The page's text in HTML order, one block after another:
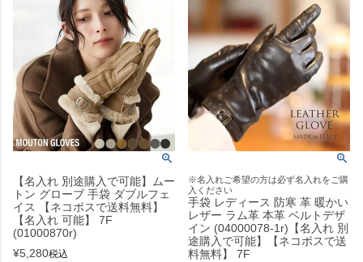
【名入れ 別途購入で可能】ムー
トン グローブ 手袋 ダブルフェ
イス 【ネコポスで送料無料】
【名入れ 可能】 7F
(01000870r)
¥5,280税込
※名入れご希望の方は必ず名入れをご購
入ください
手袋 レディース 防寒 革 暖かい
レザー ラム革 本革 ベルトデザ
イン (04000078-1r)【名入れ 別
途購入で可能】【ネコポスで送
料無料】 7F